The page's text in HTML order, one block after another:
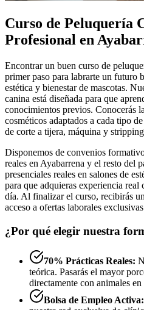
Curso de Peluquería
Profesional en
Encontrar un buen curso de
primer paso para labrarte un futuro
estética y bienestar de mascotas.
canina está diseñada para que
conocimientos previos. Conocerás
cosméticos adaptados a cada tipo
de corte a tijera, máquina y
Disponemos de convenios
reales en Ayabarrena y el resto del
presenciales reales en salones de
para que adquieras experiencia real
día. Al finalizar el curso, recibirás
acceso a ofertas laborales
¿Por qué elegir nuestra
70% Prácticas Reales:
teórica. Pasarás el mayor
directamente con animales
Bolsa de Empleo Activa: